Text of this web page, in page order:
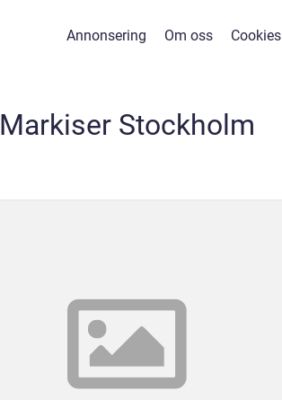
Annonsering Om oss Cookies
Markiser Stockholm